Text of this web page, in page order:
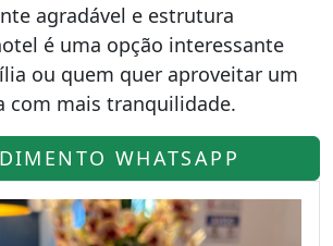
agradável e estrutura
é uma opção interessante
ou quem quer aproveitar um
com mais tranquilidade.
WHATSAPP